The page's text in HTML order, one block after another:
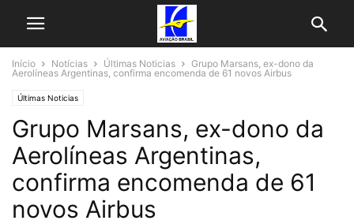
Início Notícias Últimas Noticias
Grupo Marsans, ex-dono da
Aerolíneas Argentinas, confirma encomenda de 61 novos Airbus
Últimas Noticias
Grupo Marsans, ex-dono da
Aerolíneas Argentinas,
confirma encomenda de 61
novos Airbus